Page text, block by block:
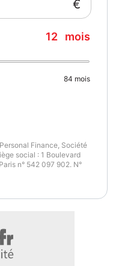
Troisième ceinture
des portes, Vitres
en profondeur et
(MediaNavLive+Arkam
réelle
€
12 mois
84 mois
Finance, Société
social : 1 Boulevard
n° 542 097 902. N°